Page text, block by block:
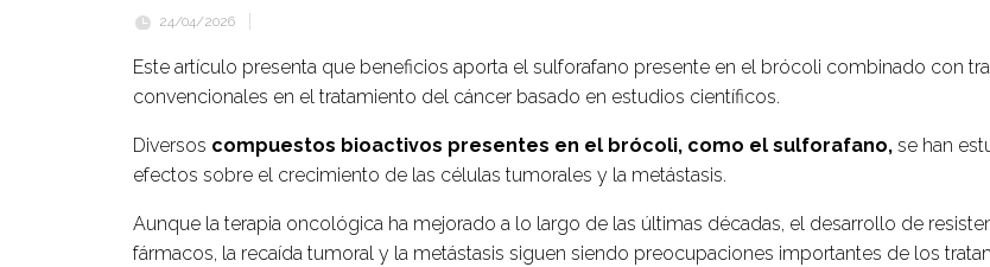
24/04/2026
Este artículo presenta que beneficios aporta el sulforafano presente en el brócoli combinado con
convencionales en el tratamiento del cáncer basado en estudios científicos.
Diversos compuestos bioactivos presentes en el brócoli, como el sulforafano, se han
efectos sobre el crecimiento de las células tumorales y la metástasis.
Aunque la terapia oncológica ha mejorado a lo largo de las últimas décadas, el desarrollo de
fármacos, la recaída tumoral y la metástasis siguen siendo preocupaciones importantes de los